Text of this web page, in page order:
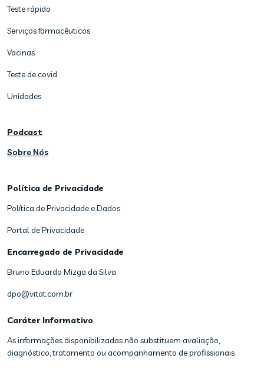
Teste rápido
Serviços farmacêuticos
Vacinas
Teste de covid
Unidades
Podcast
Sobre Nós
Política de Privacidade
Política de Privacidade e Dados
Portal de Privacidade
Encarregado de Privacidade
Bruno Eduardo Mizga da Silva
dpo@vitat.com.br
Caráter Informativo
As informações disponibilizadas não substituem avaliação,
diagnóstico, tratamento ou acompanhamento de profissionais.